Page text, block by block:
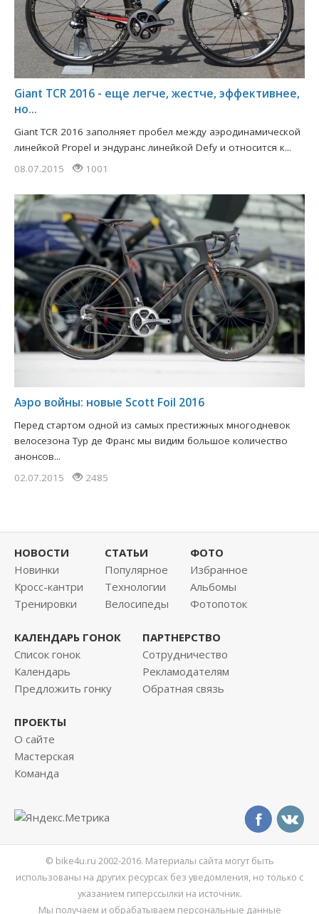
Giant TCR 2016 - еще легче, жестче, эффективнее,
но...
Giant TCR 2016 заполняет пробел между аэродинамической
линейкой Propel и эндуранс линейкой Defy и относится к...
08.07.2015
1001
Аэро войны: новые Scott Foil 2016
Перед стартом одной из самых престижных многодневок
велосезона Тур де Франс мы видим большое количество
анонсов...
02.07.2015
2485
НОВОСТИ
Новинки
Кросс-кантри
Тренировки
СТАТЬИ
Популярное
Технологии
Велосипеды
ФОТО
Избранное
Альбомы
Фотопоток
КАЛЕНДАРЬ ГОНОК
Список гонок
Календарь
Предложить гонку
ПАРТНЕРСТВО
Сотрудничество
Рекламодателям
Обратная связь
ПРОЕКТЫ
О сайте
Мастерская
Команда
© bike4u.ru 2002-2016. Материалы сайта могут быть
использованы на других ресурсах без уведомления, но только с
указанием гиперссылки на источник.
Мы получаем и обрабатываем персональные данные